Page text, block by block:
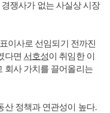
쟁사가 없는 사실상 시장
이사로 선임되기 전까진
다면 서호성이 취임한 이
회사 가치를 끌어올리는
산 정책과 연관성이 높다.